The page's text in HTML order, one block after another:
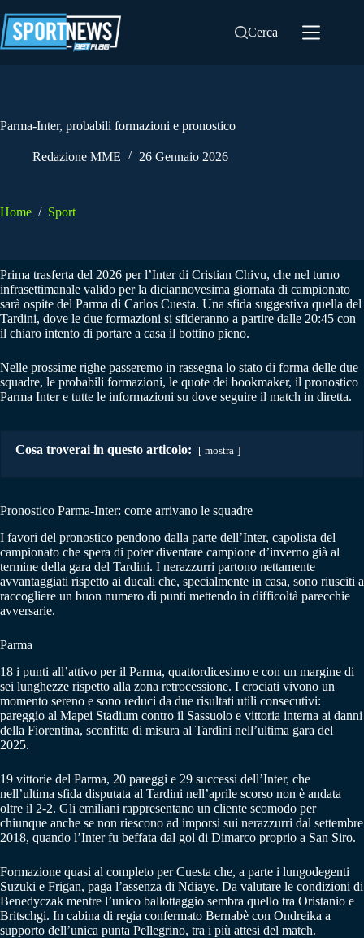
al
contenuto
Cerca
Parma-Inter, probabili formazioni e pronostico
Redazione MME 26 Gennaio 2026
Home / Sport
Prima trasferta del 2026 per l’Inter di Cristian Chivu, che nel turno
infrasettimanale valido per la diciannovesima giornata di campionato
sarà ospite del Parma di Carlos Cuesta. Una sfida suggestiva quella del
Tardini, dove le due formazioni si sfideranno a partire dalle 20:45 con
il chiaro intento di portare a casa il bottino pieno.
Nelle prossime righe passeremo in rassegna lo stato di forma delle due
squadre, le probabili formazioni, le quote dei bookmaker, il pronostico
Parma Inter e tutte le informazioni su dove seguire il match in diretta.
Cosa troverai in questo articolo: mostra
Pronostico Parma-Inter: come arrivano le squadre
I favori del pronostico pendono dalla parte dell’Inter, capolista del
campionato che spera di poter diventare campione d’inverno già al
termine della gara del Tardini. I nerazzurri partono nettamente
avvantaggiati rispetto ai ducali che, specialmente in casa, sono riusciti a
raccogliere un buon numero di punti mettendo in difficoltà parecchie
avversarie.
Parma
18 i punti all’attivo per il Parma, quattordicesimo e con un margine di
sei lunghezze rispetto alla zona retrocessione. I crociati vivono un
momento sereno e sono reduci da due risultati utili consecutivi:
pareggio al Mapei Stadium contro il Sassuolo e vittoria interna ai danni
della Fiorentina, sconfitta di misura al Tardini nell’ultima gara del
2025.
19 vittorie del Parma, 20 pareggi e 29 successi dell’Inter, che
nell’ultima sfida disputata al Tardini nell’aprile scorso non è andata
oltre il 2-2. Gli emiliani rappresentano un cliente scomodo per
chiunque anche se non riescono ad imporsi sui nerazzurri dal settembre
2018, quando l’Inter fu beffata dal gol di Dimarco proprio a San Siro.
Formazione quasi al completo per Cuesta che, a parte i lungodegenti
Suzuki e Frigan, paga l’assenza di Ndiaye. Da valutare le condizioni di
Benedyczak mentre l’unico ballottaggio sembra quello tra Oristanio e
Britschgi. In cabina di regia confermato Bernabè con Ondreika a
supporto dell’unica punta Pellegrino, tra i più attesi del match.